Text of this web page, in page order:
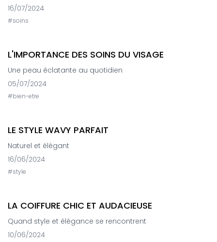
16/07/2024
#soins
L'IMPORTANCE DES SOINS DU VISAGE
Une peau éclatante au quotidien
05/07/2024
#bien-etre
LE STYLE WAVY PARFAIT
Naturel et élégant
16/06/2024
#style
LA COIFFURE CHIC ET AUDACIEUSE
Quand style et élégance se rencontrent
10/06/2024